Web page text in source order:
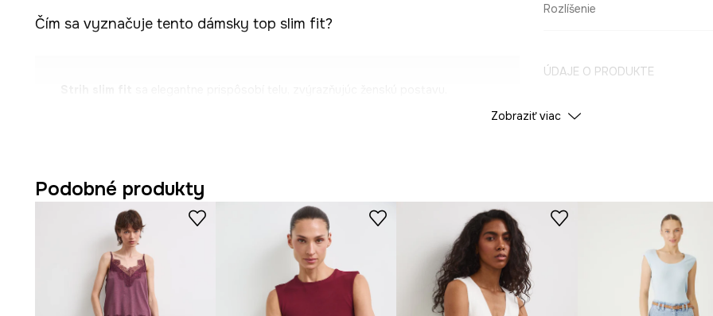
Čím sa vyznačuje tento dámsky top slim fit?
Prevedenie bez rukávov
dni.
Ramienka typu boxer stabilne držia top a dodávajú mu športový charakter.
Okrúhly výstrihjemne odhaľuje krk, pričom si zachováva univerzálny vzhľad.
Rebrovaná štruktúra
materiálu dodáva topu módny vzhľad a zaujímavú
Rozlíšenie
ÚDAJE O PRODUKTE
Farba
Výrobca
Zobraziť viac
Podobné produkty